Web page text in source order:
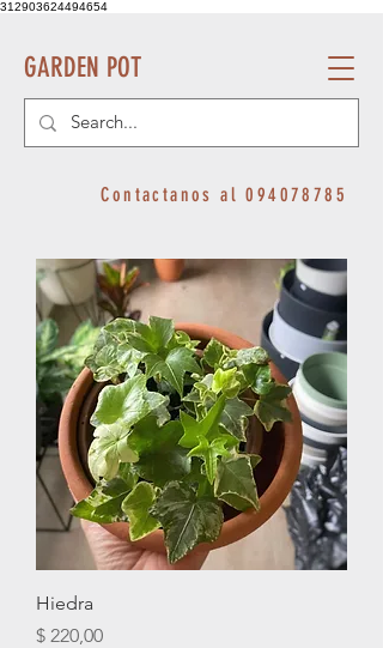
312903624494654
GARDEN POT
Contactanos al094078785
Hiedra
Precio
$ 220,00